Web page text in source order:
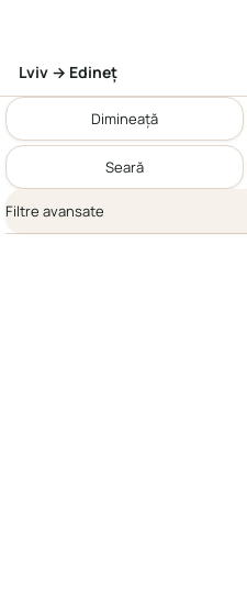
Lviv → Edineț
Dimineață
Seară
Filtre avansate